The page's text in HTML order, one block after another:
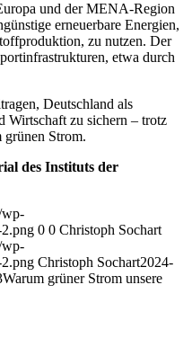
und der MENA-Region
erneuerbare Energien,
zu nutzen. Der
etwa durch
Deutschland als
Wirtschaft zu sichern – trotz
grünen Strom.
des Instituts der
wp-
0 0 Christoph Sochart
wp-
Christoph Sochart2024-
Warum grüner Strom unsere